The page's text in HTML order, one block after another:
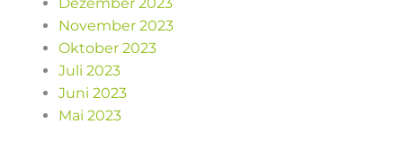
November 2023
Oktober 2023
Juli 2023
Juni 2023
Mai 2023